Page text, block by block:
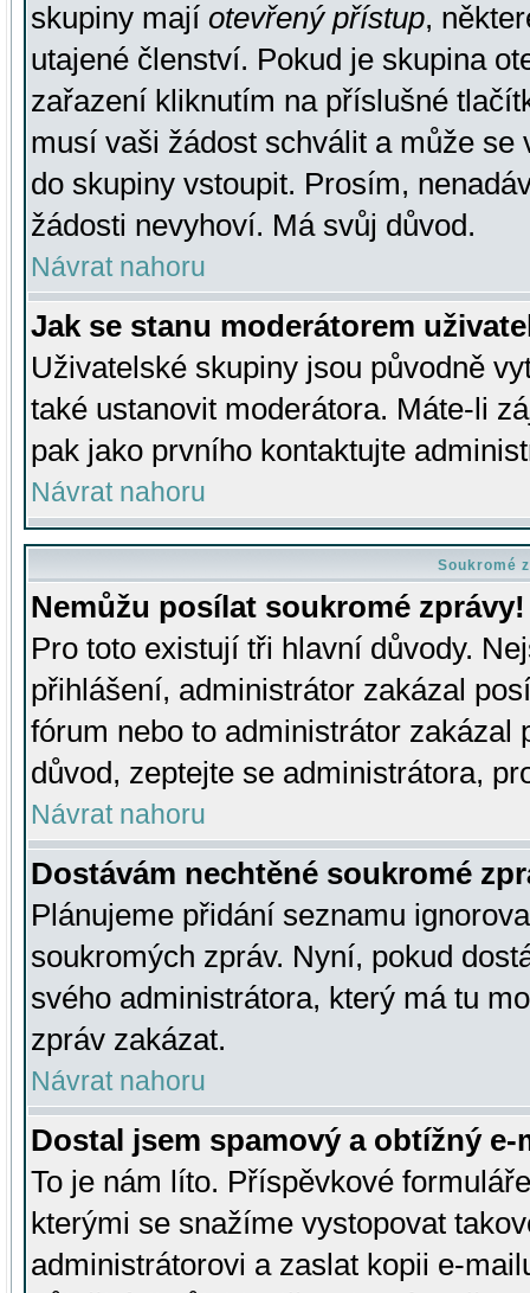
skupiny mají otevřený přístup,
utajené členství. Pokud je skupina
zařazení kliknutím na příslušné
musí vaši žádost schválit a může se
do skupiny vstoupit. Prosím,
žádosti nevyhoví. Má svůj důvod.
Návrat nahoru
Jak se stanu moderátorem
Uživatelské skupiny jsou původně
také ustanovit moderátora. Máte-li
pak jako prvního kontaktujte
Návrat nahoru
Soukromé
Nemůžu posílat soukromé zprávy!
Pro toto existují tři hlavní důvody.
přihlášení, administrátor zakázal
fórum nebo to administrátor zakázal
důvod, zeptejte se administrátora,
Návrat nahoru
Dostávám nechtěné soukromé
Plánujeme přidání seznamu
soukromých zpráv. Nyní, pokud
svého administrátora, který má tu
zpráv zakázat.
Návrat nahoru
Dostal jsem spamový a obtížný
To je nám líto. Příspěvkové
kterými se snažíme vystopovat
administrátorovi a zaslat kopii e-